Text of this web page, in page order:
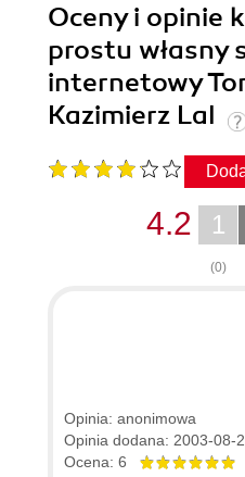
Oceny i opinie
prostu własny
internetowy
Kazimierz Lal
1
(0)
4.2
Opinia: anonimowa
Opinia dodana: 2003-08-
Ocena: 6